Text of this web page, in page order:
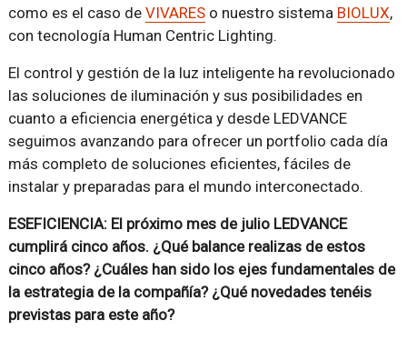
como es el caso de VIVARESo nuestro sistema BIOLUX,
con tecnología Human Centric Lighting.
El control y gestión de la luz inteligente ha revolucionado
las soluciones de iluminación y sus posibilidades en
cuanto a eficiencia energética y desde LEDVANCE
seguimos avanzando para ofrecer un portfolio cada día
más completo de soluciones eficientes, fáciles de
instalar y preparadas para el mundo interconectado.
ESEFICIENCIA: El próximo mes de julio LEDVANCE
cumplirá cinco años. ¿Qué balance realizas de estos
cinco años? ¿Cuáles han sido los ejes fundamentales de
la estrategia de la compañía? ¿Qué novedades tenéis
previstas para este año?